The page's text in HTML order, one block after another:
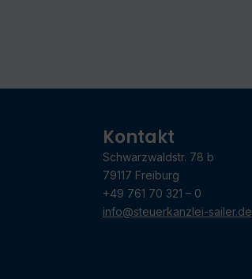
Kontakt
Schwarzwaldstr. 78 b
79117 Freiburg
+49 761 70 321 – 0
info@steuerkanzlei-sailer.de